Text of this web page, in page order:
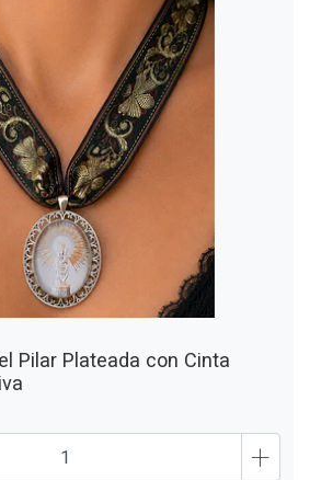
Pilar Plateada con Cinta
+